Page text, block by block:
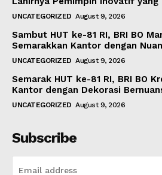
UNCATEGORIZED August 9, 2026
Sambut HUT ke-81 RI, BRI BO
Semarakkan Kantor dengan
UNCATEGORIZED August 9, 2026
Semarak HUT ke-81 RI, BRI BO
Kantor dengan Dekorasi
UNCATEGORIZED August 9, 2026
Subscribe